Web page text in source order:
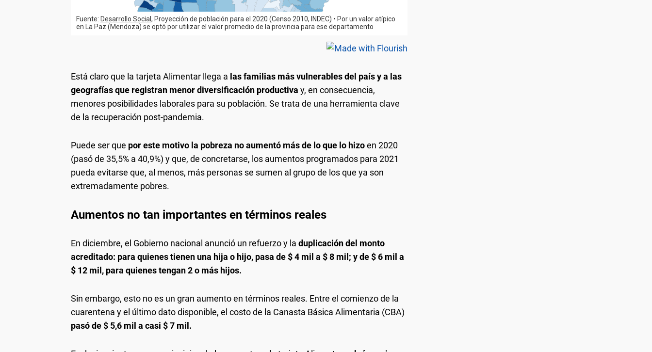
Está claro que la tarjeta Alimentar llega a las familias más vulnerables del país y a las
geografías que registran menor diversificación productiva y, en consecuencia,
menores posibilidades laborales para su población. Se trata de una herramienta clave
de la recuperación post-pandemia.
Puede ser que por este motivo la pobreza no aumentó más de lo que lo hizoen 2020
(pasó de 35,5% a 40,9%) y que, de concretarse, los aumentos programados para 2021
pueda evitarse que, al menos, más personas se sumen al grupo de los que ya son
extremadamente pobres.
Aumentos no tan importantes en términos reales
En diciembre, el Gobierno nacional anunció un refuerzo y la duplicación del monto
acreditado: para quienes tienen una hija o hijo, pasa de $ 4 mil a $ 8 mil; y de $ 6 mil a
$ 12 mil, para quienes tengan 2 o más hijos.
Sin embargo, esto no es un gran aumento en términos reales. Entre el comienzo de la
cuarentena y el último dato disponible, el costo de la Canasta Básica Alimentaria (CBA)
pasó de $ 5,6 mil a casi $ 7 mil.